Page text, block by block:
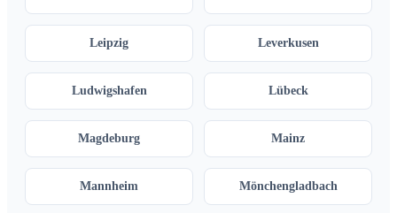
Leipzig Leverkusen
Ludwigshafen Lübeck
Magdeburg Mainz
Mannheim Mönchengladbach